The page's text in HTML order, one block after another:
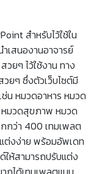
สำหรับไว้ใช้ใน
เสนองานอาจารย์
ยๆ ไว้ใช้งาน ทาง
วยๆ ซึ่งตัวเว็บไซต์มี
น หมวดอาหาร หมวด
มวดสุขภาพ หมวด
กว่า 400 เทมเพลต
แต่งง่าย พร้อมอัพเดท
ให้สามารถปรับแต่ง